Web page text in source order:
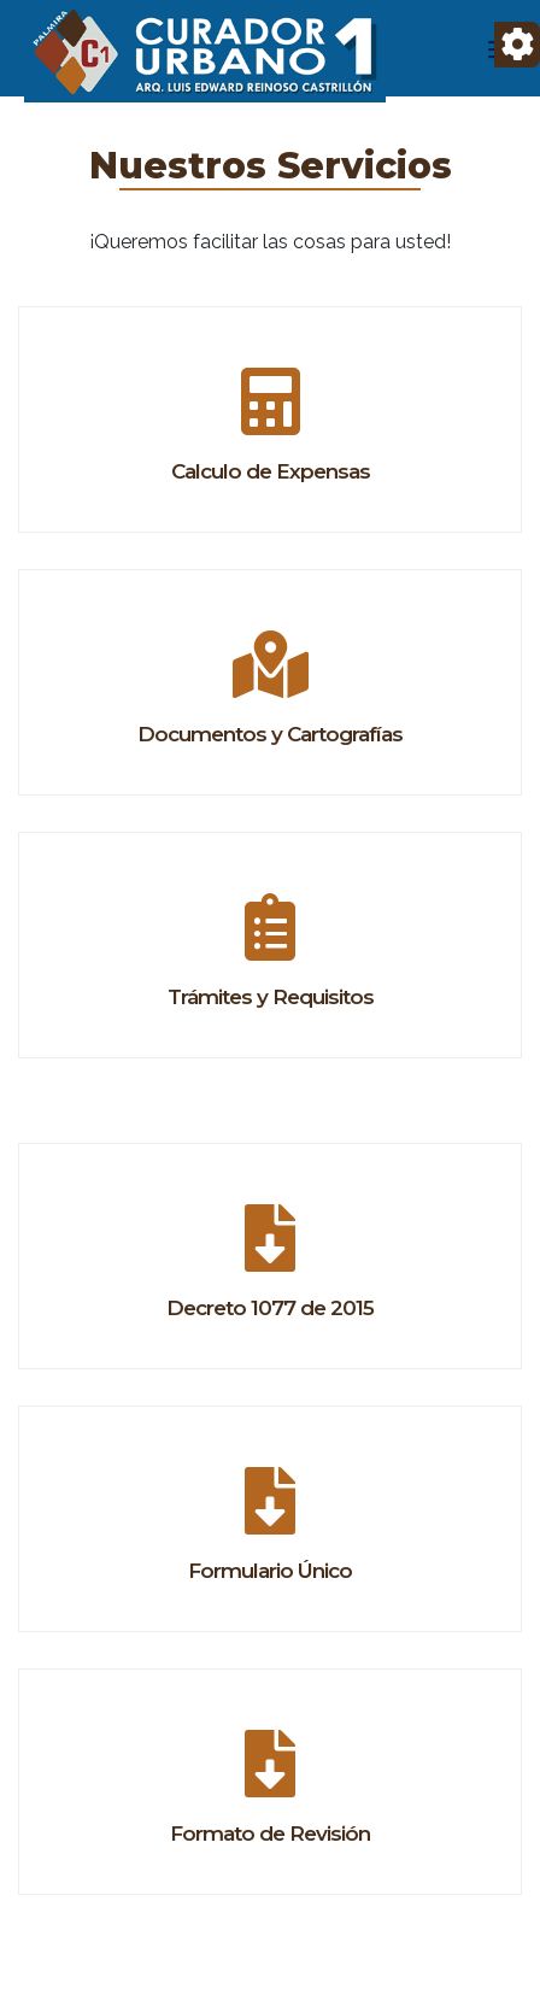
Nuestros Servicios
¡Queremos facilitar las cosas para usted!
Calculo de Expensas
Documentos y Cartografías
Trámites y Requisitos
Decreto 1077 de 2015
Formulario Único
Formato de Revisión